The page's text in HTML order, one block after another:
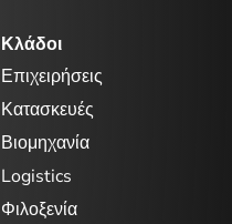
Κλάδοι
Επιχειρήσεις
Κατασκευές
Βιομηχανία
Logistics
Φιλοξενία